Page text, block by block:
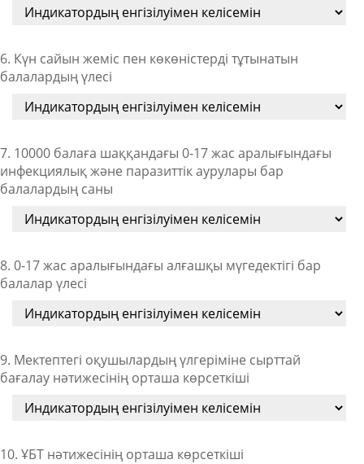
6. Күн сайын жеміс пен көкөністерді тұтынатын
балалардың үлесі
7. 10000 балаға шаққандағы 0-17 жас аралығындағы
инфекциялық және паразиттік аурулары бар
балалардың саны
8. 0-17 жас аралығындағы алғашқы мүгедектігі бар
балалар үлесі
9. Мектептегі оқушылардың үлгеріміне сырттай
бағалау нәтижесінің орташа көрсеткіші
10. ҰБТ нәтижесінің орташа көрсеткіші